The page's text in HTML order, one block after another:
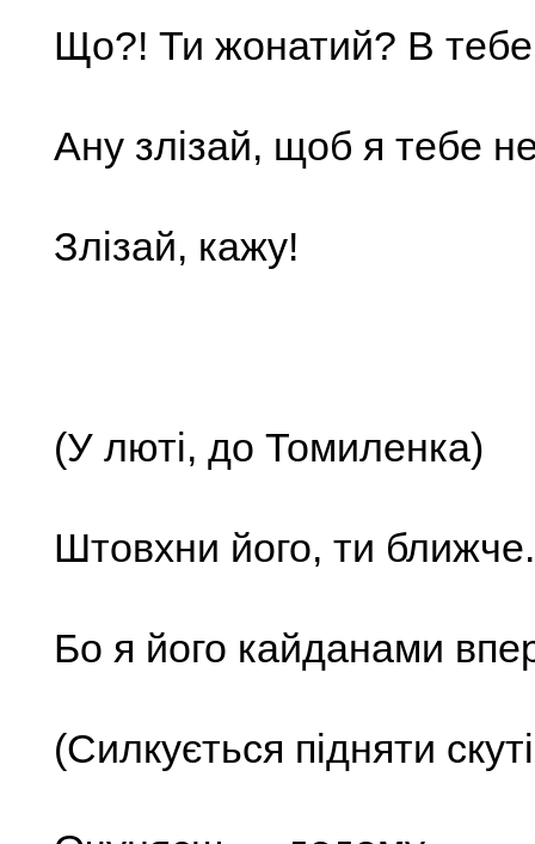
Що?! Ти жонатий? В тебе
Ану злізай, щоб я тебе
Злізай, кажу!
(У люті, до Томиленка)
Штовхни його, ти ближче.
Бо я його кайданами
(Силкується підняти